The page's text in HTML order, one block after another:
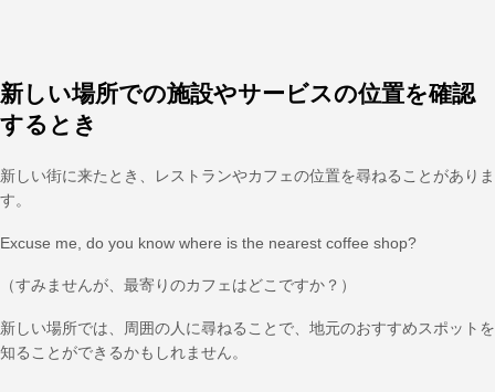
新しい場所での施設やサービスの位置を確認
するとき
新しい街に来たとき、レストランやカフェの位置を尋ねることがありま
す。
Excuse me, do you know where is the nearest coffee shop?
（すみませんが、最寄りのカフェはどこですか？）
新しい場所では、周囲の人に尋ねることで、地元のおすすめスポットを
知ることができるかもしれません。